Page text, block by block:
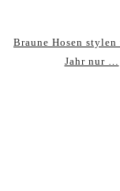
Braune Hosen stylen
Jahr nur …